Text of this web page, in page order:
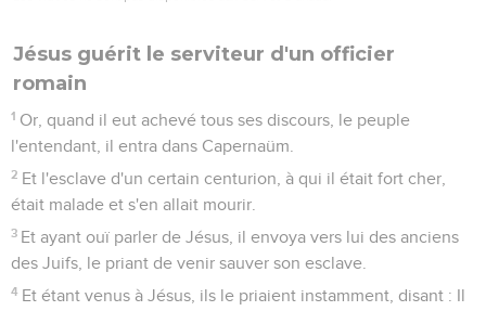
Jésus guérit le serviteur d'un officier
romain
1 Or, quand il eut achevé tous ses discours, le peuple
l'entendant, il entra dans Capernaüm.
2 Et l'esclave d'un certain centurion, à qui il était fort cher,
était malade et s'en allait mourir.
3 Et ayant ouï parler de Jésus, il envoya vers lui des anciens
des Juifs, le priant de venir sauver son esclave.
4 Et étant venus à Jésus, ils le priaient instamment, disant : Il